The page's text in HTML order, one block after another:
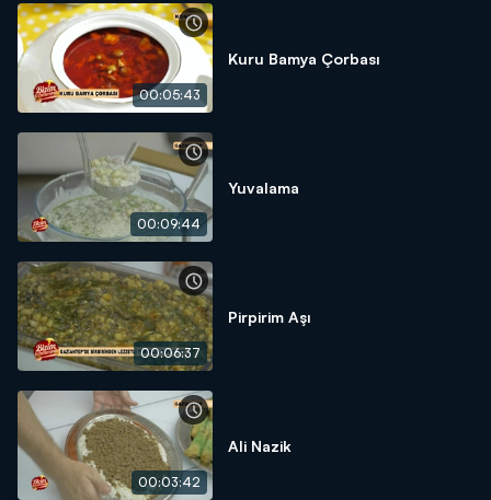
00:05:43
Kuru Bamya Çorbası
00:09:44
Yuvalama
00:06:37
Pirpirim Aşı
00:03:42
Ali Nazik